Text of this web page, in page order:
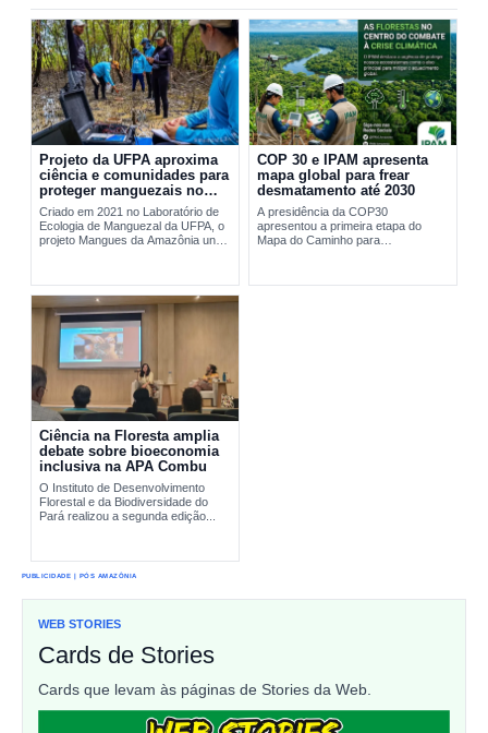
Projeto da UFPA aproxima
ciência e comunidades para
proteger manguezais no
Pará
Criado em 2021 no Laboratório de
Ecologia de Manguezal da UFPA, o
projeto Mangues da Amazônia une
COP 30 e IPAM apresenta
mapa global para frear
desmatamento até 2030
A presidência da COP30
apresentou a primeira etapa do
Mapa do Caminho para
Ciência na Floresta amplia
debate sobre bioeconomia
inclusiva na APA Combu
O Instituto de Desenvolvimento
Florestal e da Biodiversidade do
Pará realizou a segunda edição...
PUBLICIDADE | PÓS AMAZÔNIA
WEB STORIES
Cards de Stories
Cards que levam às páginas de Stories da Web.